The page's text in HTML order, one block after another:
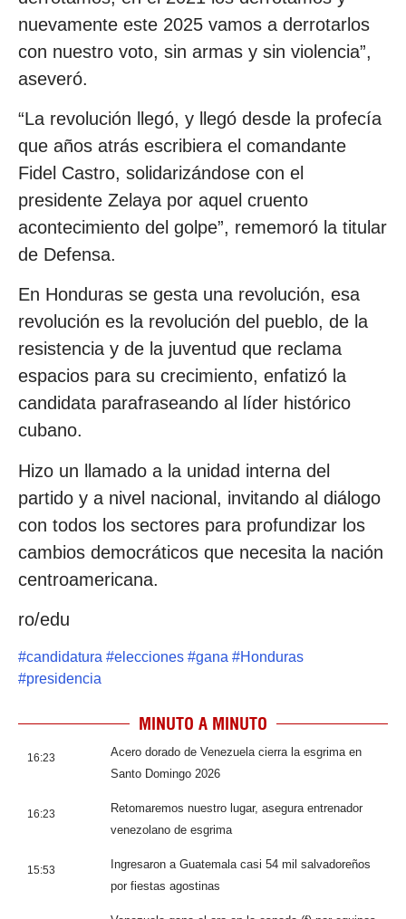
nuevamente este 2025 vamos a derrotarlos
con nuestro voto, sin armas y sin violencia”,
aseveró.
“La revolución llegó, y llegó desde la profecía
que años atrás escribiera el comandante
Fidel Castro, solidarizándose con el
presidente Zelaya por aquel cruento
acontecimiento del golpe”, rememoró la titular
de Defensa.
En Honduras se gesta una revolución, esa
revolución es la revolución del pueblo, de la
resistencia y de la juventud que reclama
espacios para su crecimiento, enfatizó la
candidata parafraseando al líder histórico
cubano.
Hizo un llamado a la unidad interna del
partido y a nivel nacional, invitando al diálogo
con todos los sectores para profundizar los
cambios democráticos que necesita la nación
centroamericana.
ro/edu
#candidatura #elecciones #gana #Honduras
#presidencia
MINUTO A MINUTO
16:23
Acero dorado de Venezuela cierra la esgrima en
Santo Domingo 2026
16:23
Retomaremos nuestro lugar, asegura entrenador
venezolano de esgrima
15:53
Ingresaron a Guatemala casi 54 mil salvadoreños
por fiestas agostinas